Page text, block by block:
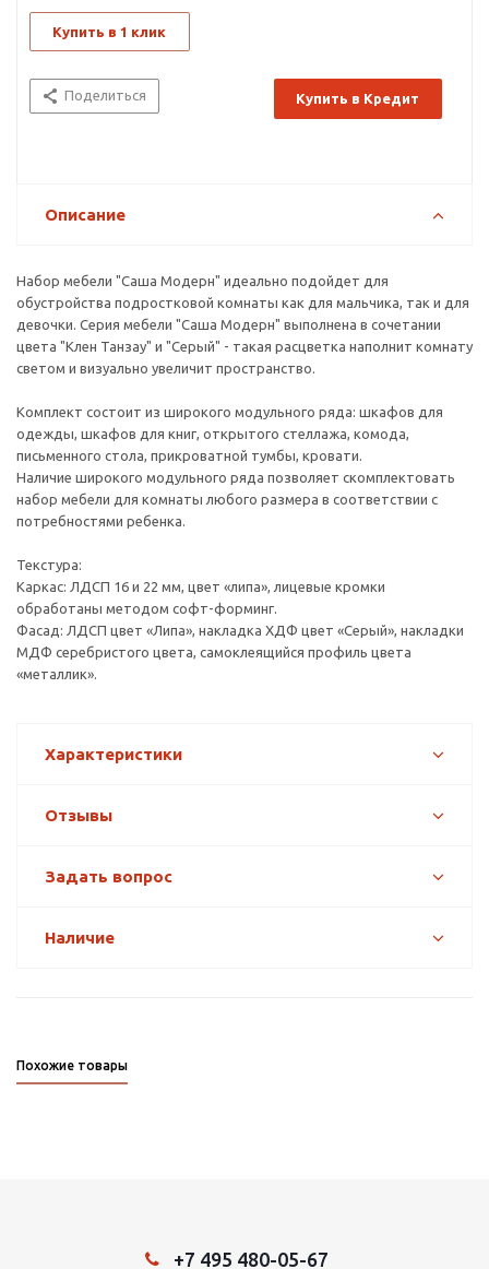
Купить в 1 клик
Поделиться Купить в Кредит
Описание
Набор мебели "Саша Модерн" идеально подойдет для
обустройства подростковой комнаты как для мальчика, так и для
девочки. Серия мебели "Саша Модерн" выполнена в сочетании
цвета "Клен Танзау" и "Серый" - такая расцветка наполнит комнату
светом и визуально увеличит пространство.
Комплект состоит из широкого модульного ряда: шкафов для
одежды, шкафов для книг, открытого стеллажа, комода,
письменного стола, прикроватной тумбы, кровати.
Наличие широкого модульного ряда позволяет скомплектовать
набор мебели для комнаты любого размера в соответствии с
потребностями ребенка.
Текстура:
Каркас: ЛДСП 16 и 22 мм, цвет «липа», лицевые кромки
обработаны методом софт-форминг.
Фасад: ЛДСП цвет «Липа», накладка ХДФ цвет «Серый», накладки
МДФ серебристого цвета, самоклеящийся профиль цвета
«металлик».
Характеристики
Отзывы
Задать вопрос
Наличие
Похожие товары
+7 495 480-05-67